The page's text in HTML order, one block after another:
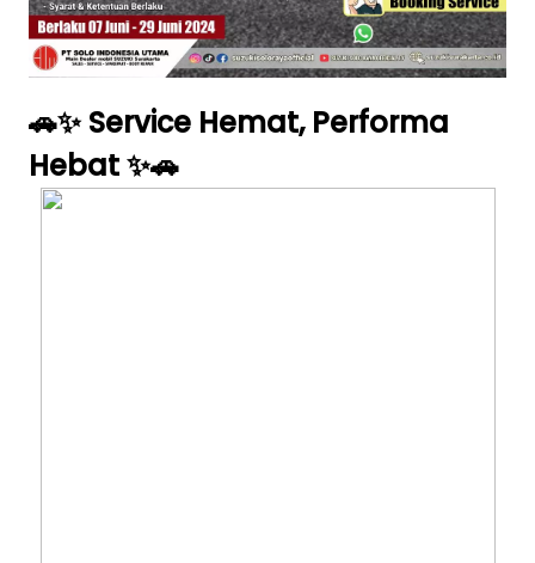
🚗✨ Service Hemat, Performa
Hebat ✨🚗